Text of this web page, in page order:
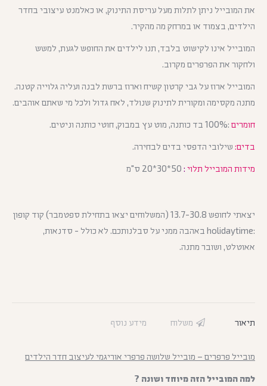
את המובייל ניתן לתלות מעל עריסת התינוק, או כאלמנט עיצובי בחדר
הילדים, בצמוד או במרחק מה מהקיר.
המובייל אינו לקישוט בלבד, תנו לילדים את החופש לגעת, למשש
ולחקור את הפרפרים מקרוב.
המובייל ארוז על גבי קרטון קשיח וארוז ברשת לבנה ועליה גלוייה קטנה.
מתנה מקסימה ומקורית לתינוק שנולד, לאח גדול ולכל מי שאתם אוהבים.
חומרים :100% בד כותנה, מוט עץ במבוק, חוטי כותנה וניטים.
בדים: שילובי הדפסי בדים לבחירה.
מידות המובייל תלוי :
יצאתי לחופש 13.7-30.8 (המשלוחים יצאו בתחילת ספטמבר) קוד קופון
:holidaytime באהבה ממני על סבלנותכם. לא כולל - סדנאות,
אאוטלט, ושובר מתנה.
תיאור משלוח מידע נוסף
מובייל פרפרים – מובייל שלושה פרפרי אוריגמי לעיצוב חדר הילדים
למה המובייל הזה מיוחד ושונה ?